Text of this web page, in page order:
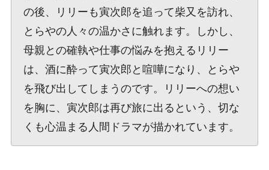
の後、リリーも寅次郎を追って柴又を訪れ、
とらやの人々の温かさに触れます。しかし、
母親との確執や仕事の悩みを抱えるリリー
は、酒に酔って寅次郎と喧嘩になり、とらや
を飛び出してしまうのです。リリーへの想い
を胸に、寅次郎は再び旅に出るという、切な
くも心温まる人間ドラマが描かれています。